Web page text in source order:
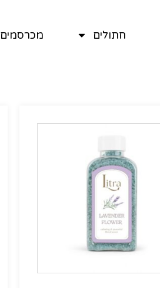
חתולים מכרסמים